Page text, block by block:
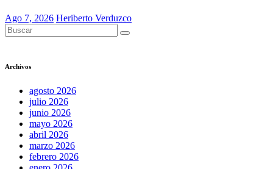
Ago 7, 2026 Heriberto Verduzco
Archivos
agosto 2026
julio 2026
junio 2026
mayo 2026
abril 2026
marzo 2026
febrero 2026